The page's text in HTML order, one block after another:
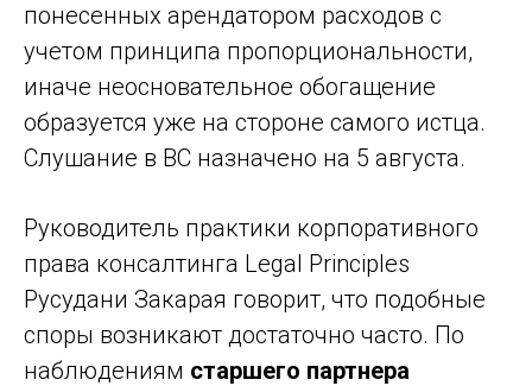
понесенных арендатором расходов с
учетом принципа пропорциональности,
иначе неосновательное обогащение
образуется уже на стороне самого истца.
Слушание в ВС назначено на 5 августа.
Руководитель практики корпоративного
права консалтинга Legal Principles
Русудани Закарая говорит, что подобные
споры возникают достаточно часто. По
наблюдениям старшего партнера